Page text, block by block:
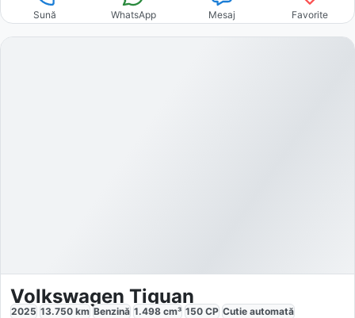
Sună WhatsApp Mesaj Favorite
Volkswagen Tiguan
2025 13.750 km Benzină 1.498 cm³ 150 CP Cutie automată